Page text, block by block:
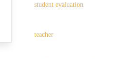
student evaluation
teacher